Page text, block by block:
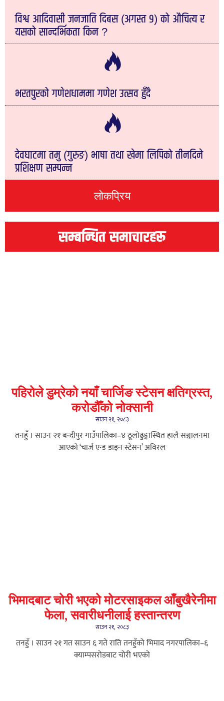
लोकप्रिय
विश्व आदिवासी जनजाति दिबस (अगस्त ९) को औचित्य र
यसको सान्दर्भिकता किन ?
भरतपुरको गणेशधाममा गणेश उत्सव हुँदै
देवघाटमा तमु (गुरुङ) भाषा तथा खेमा लिपिको तीनदिने
प्रशिक्षण सम्पन्न
सम्बन्धित समाचारहरू
पहिरोले डुम्रेको नयाँ चार्जिङ स्टेसन क्षतिग्रस्त,
करोडौँको नोक्सानी
साउन २१, २०८३
तनहुँ । साउन २१ बन्दीपुर गाउँपालिका–४ ठूलोढुङ्गास्थित हालै सञ्चालनमा
आएको ‘चार्ज एन्ड डाइन स्टेसन’ अविरल
भिमादबाट चोरी भएको मोटरसाइकल आँबुखैरेनीमा
फेला, सवारीधनीलाई हस्तान्तरण
साउन २१, २०८३
तनहुँ । साउन २१ गत साउन ६ गते राति तनहुँको भिमाद नगरपालिका–६
क्याम्पसरोडबाट चोरी भएको